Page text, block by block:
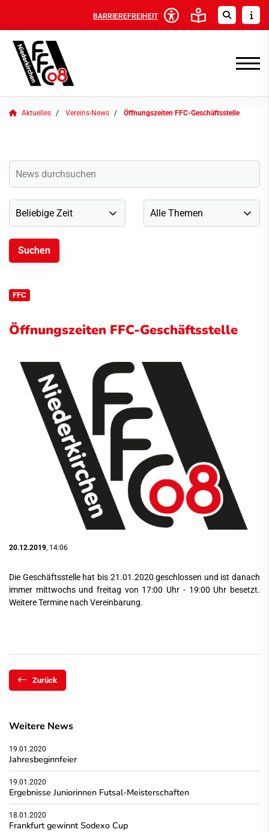
BARRIEREFREIHEIT
Aktuelles Vereins-News Öffnungszeiten FFC-Geschäftsstelle
FFC
Öffnungszeiten FFC-Geschäftsstelle
20.12.2019 , 14:06
Die Geschäftsstelle hat bis 21.01.2020 geschlossen und ist danach
immer mittwochs und freitag von 17:00 Uhr - 19:00 Uhr besetzt.
Weitere Termine nach Vereinbarung.
Zurück
Weitere News
19.01.2020
Jahresbeginnfeier
19.01.2020
Ergebnisse Juniorinnen Futsal-Meisterschaften
18.01.2020
Frankfurt gewinnt Sodexo Cup